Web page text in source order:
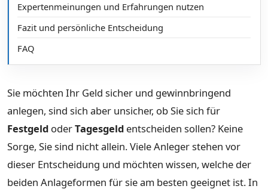
Expertenmeinungen und Erfahrungen nutzen
Fazit und persönliche Entscheidung
FAQ
Sie möchten Ihr Geld sicher und gewinnbringend
anlegen, sind sich aber unsicher, ob Sie sich für
Festgeld oderTagesgeld entscheiden sollen? Keine
Sorge, Sie sind nicht allein. Viele Anleger stehen vor
dieser Entscheidung und möchten wissen, welche der
beiden Anlageformen für sie am besten geeignet ist. In